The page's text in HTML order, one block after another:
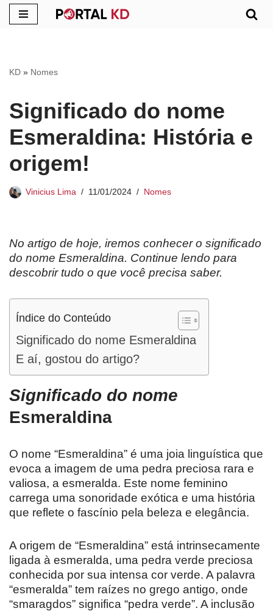
conteúdo
KD » Nomes
Significado do nome
Esmeraldina: História e
origem!
Vinicius Lima 11/01/2024 Nomes
No artigo de hoje, iremos conhecer o significado
do nome Esmeraldina. Continue lendo para
descobrir tudo o que você precisa saber.
Índice do Conteúdo
Significado do nome Esmeraldina
E aí, gostou do artigo?
Significado do nome
Esmeraldina
O nome “Esmeraldina” é uma joia linguística que
evoca a imagem de uma pedra preciosa rara e
valiosa, a esmeralda. Este nome feminino
carrega uma sonoridade exótica e uma história
que reflete o fascínio pela beleza e elegância.
A origem de “Esmeraldina” está intrinsecamente
ligada à esmeralda, uma pedra verde preciosa
conhecida por sua intensa cor verde. A palavra
“esmeralda” tem raízes no grego antigo, onde
“smaragdos” significa “pedra verde”. A inclusão